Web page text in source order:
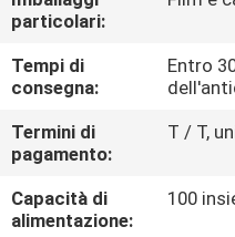
CONTATTICI
NOTIZIE
E
CONOSCENZE
particolari:
Tempi di
consegna:
Entro
Termini di
pagamento:
T / T,
Capacità di
alimentazione:
100